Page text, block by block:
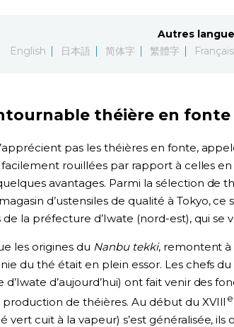
Autres
English
日本語 简体字 繁體字 Français
théière en fonte
pas les théières en fonte,
rouillées par rapport à celles
avantages. Parmi la sélection de
d’ustensiles de qualité à Tokyo, ce
de la préfecture d’Iwate (nord-est), qui se
les origines du Nanbu tekki, remontent à
du thé était en plein essor. Les chefs
d’Iwate d’aujourd’hui) ont fait venir des
de théières. Au début du XVIII e
vert cuit à la vapeur) s’est généralisée,